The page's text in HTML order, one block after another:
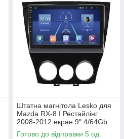
Штатна магнітола Lesko для
Mazda RX-8 I Рестайлінг
2008-2012 екран 9" 4/64Gb
4G Wi-Fi GPS Top 5 шт.
Готово до відправки 5 од.